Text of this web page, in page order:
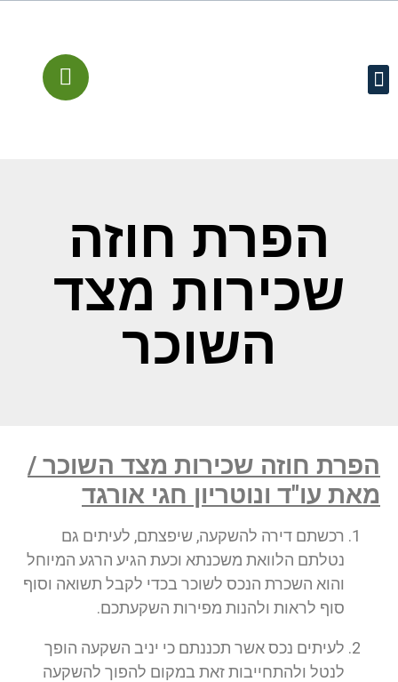
הפרת חוזה
שכירות מצד
השוכר
הפרת חוזה שכירות מצד השוכר /
מאת עו"ד ונוטריון חגי אורגד
רכשתם דירה להשקעה, שיפצתם, לעיתים גם
נטלתם הלוואת משכנתא וכעת הגיע הרגע המיוחל
והוא השכרת הנכס לשוכר בכדי לקבל תשואה וסוף
סוף לראות ולהנות מפירות השקעתכם.
לעיתים נכס אשר תכננתם כי יניב השקעה הופך
לנטל ולהתחייבות זאת במקום להפוך להשקעה